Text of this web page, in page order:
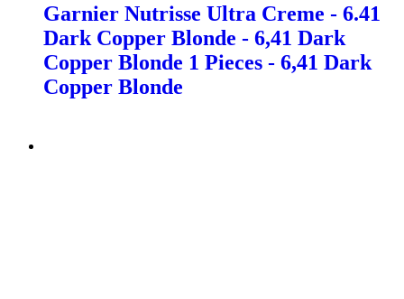
Garnier Nutrisse Ultra Creme - 6.41
Dark Copper Blonde - 6,41 Dark
Copper Blonde 1 Pieces - 6,41 Dark
Copper Blonde